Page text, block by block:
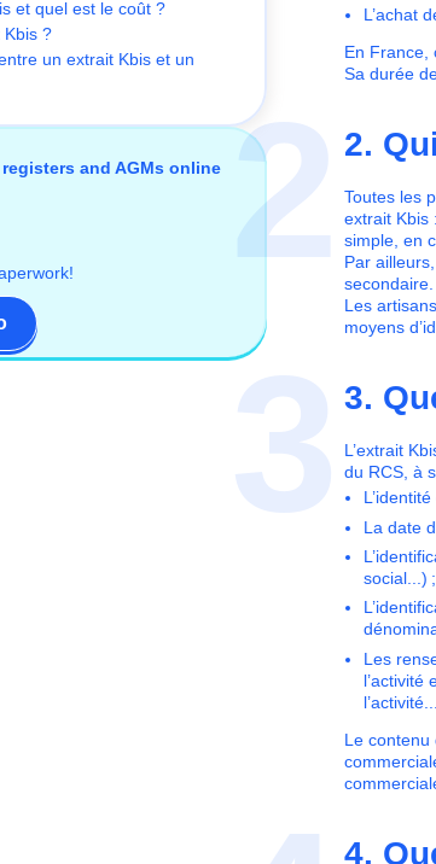
et quel est le coût ?
Kbis ?
un extrait Kbis et un
and AGMs online
L’achat
En France,
Sa durée
2 2.
Toutes les
extrait Kbis
simple, en
Par
secondaire.
Les
moyens
3.
L’extrait
du RCS, à
La date
social...) ;
Les
l’activité
Le contenu
4.